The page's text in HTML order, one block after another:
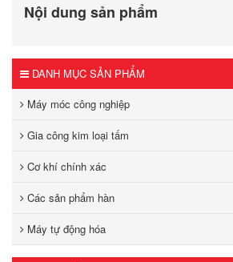
Nội dung sản phẩm
DANH MỤC SẢN PHẨM
Máy móc công nghiệp
Gia công kim loại tấm
Cơ khí chính xác
Các sản phẩm hàn
Máy tự động hóa